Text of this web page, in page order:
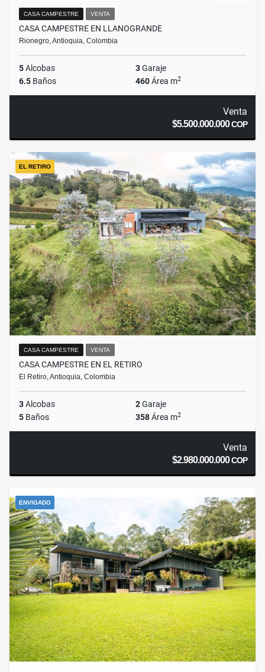
CASA CAMPESTRE VENTA
CASA CAMPESTRE EN LLANOGRANDE
Rionegro, Antioquia, Colombia
5Alcobas 3Garaje
6.5 Baños 460Área m2
Venta
$5.500.000.000COP
EL RETIRO
CASA CAMPESTRE VENTA
CASA CAMPESTRE EN EL RETIRO
El Retiro, Antioquia, Colombia
3Alcobas 2Garaje
5 Baños 358Área m2
Venta
$2.980.000.000COP
ENVIGADO